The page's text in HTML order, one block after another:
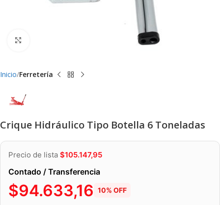
Inicio Ferretería
Crique Hidráulico Tipo Botella 6 Toneladas
Precio de lista $105.147,95
Contado / Transferencia
$94.633,16 10% OFF